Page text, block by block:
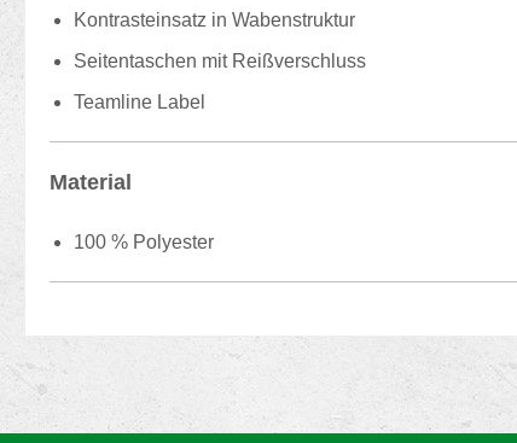
Kontrasteinsatz in Wabenstruktur
Seitentaschen mit Reißverschluss
Teamline Label
Material
100 % Polyester